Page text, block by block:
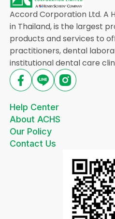
Accord Corporation Ltd. A
in Thailand, is the largest
products and services to
practitioners, dental
institutional dental care
Help Center
About ACHS
Our Policy
Contact Us